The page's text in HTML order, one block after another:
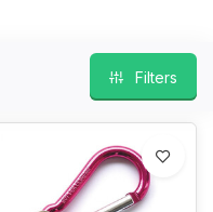
Filters